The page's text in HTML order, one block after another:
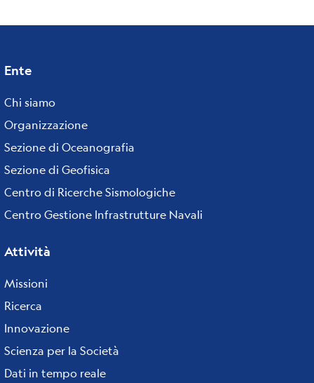
Footer
menu
Ente
Chi siamo
Organizzazione
Sezione di Oceanografia
Sezione di Geofisica
Centro di Ricerche Sismologiche
Centro Gestione Infrastrutture Navali
Attività
Missioni
Ricerca
Innovazione
Scienza per la Società
Dati in tempo reale